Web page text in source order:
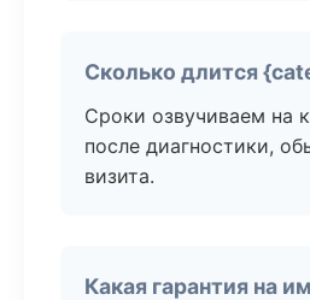
Сколько длится
Сроки озвучиваем на
после диагностики,
визита.
Какая гарантия на